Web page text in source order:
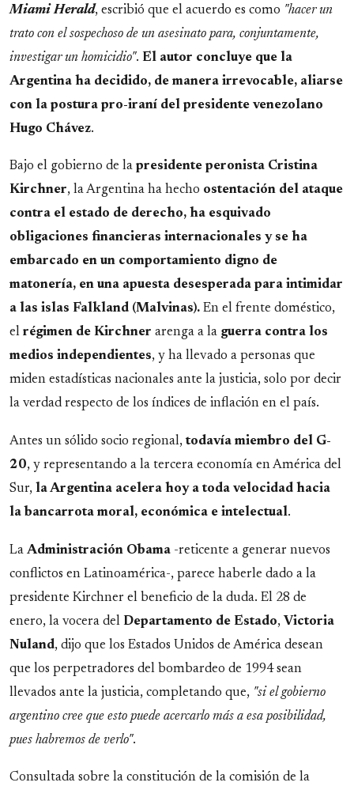
Miami Herald, escribió que el acuerdo es como "hacer un
trato con el sospechoso de un asesinato para, conjuntamente,
investigar un homicidio". El autor concluye que la
Argentina ha decidido, de manera irrevocable, aliarse
con la postura pro-iraní del presidente venezolano
Hugo Chávez.
Bajo el gobierno de la presidente peronista Cristina
Kirchner, la Argentina ha hecho ostentación del ataque
contra el estado de derecho, ha esquivado
obligaciones financieras internacionales y se ha
embarcado en un comportamiento digno de
matonería, en una apuesta desesperada para intimidar
a las islas Falkland (Malvinas). En el frente doméstico,
el régimen de Kirchner arenga a la guerra contra los
medios independientes, y ha llevado a personas que
miden estadísticas nacionales ante la justicia, solo por decir
la verdad respecto de los índices de inflación en el país.
Antes un sólido socio regional, todavía miembro del G-
20, y representando a la tercera economía en América del
Sur, la Argentina acelera hoy a toda velocidad hacia
la bancarrota moral, económica e intelectual.
La Administración Obama -reticente a generar nuevos
conflictos en Latinoamérica-, parece haberle dado a la
presidente Kirchner el beneficio de la duda. El 28 de
enero, la vocera del Departamento de Estado, Victoria
Nuland, dijo que los Estados Unidos de América desean
que los perpetradores del bombardeo de 1994 sean
llevados ante la justicia, completando que, "si el gobierno
argentino cree que esto puede acercarlo más a esa posibilidad,
pues habremos de verlo".
Consultada sobre la constitución de la comisión de la